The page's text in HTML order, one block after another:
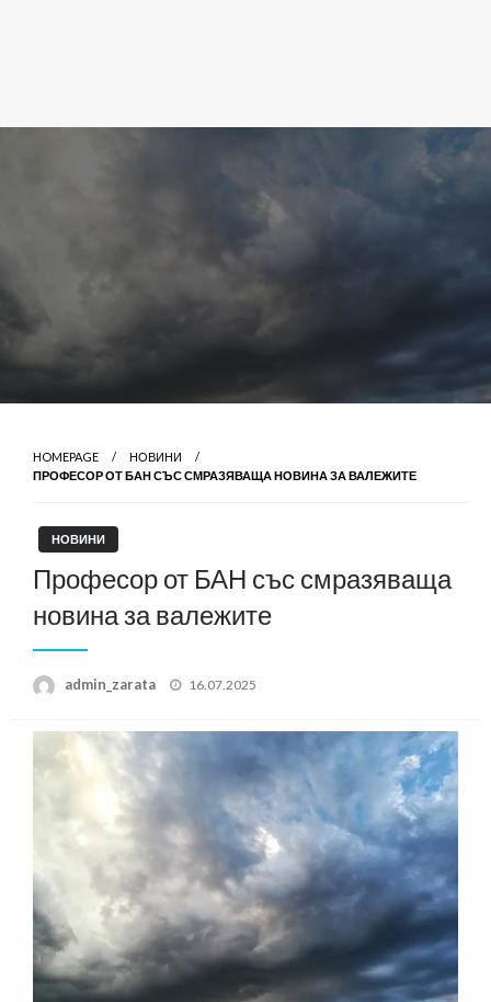
HOMEPAGE
НОВИНИ
ПРОФЕСОР ОТ БАН СЪС СМРАЗЯВАЩА НОВИНА ЗА ВАЛЕЖИТЕ
НОВИНИ
Професор от БАН със смразяваща
новина за валежите
admin_zarata
Posted
16.07.2025